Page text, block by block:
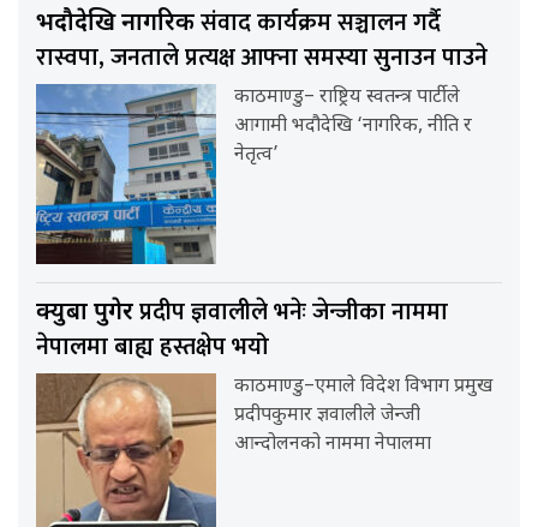
भदौदेखि नागरिकसंवाद कार्यक्रम सञ्चालन गर्दै
रास्वपा, जनताले प्रत्यक्ष आफ्ना समस्या सुनाउन पाउने
काठमाण्डु– राष्ट्रिय स्वतन्त्र पार्टीले
आगामी भदौदेखि ‘नागरिक, नीति र
नेतृत्व’
क्युबा पुगेरप्रदीप ज्ञवालीले भनेः जेन्जीका नाममा
नेपालमा बाह्य हस्तक्षेप भयो
काठमाण्डु–एमाले विदेश विभाग प्रमुख
प्रदीपकुमार ज्ञवालीले जेन्जी
आन्दोलनको नाममा नेपालमा